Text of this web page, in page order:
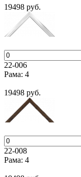
19498 руб.
22-006
Рама: 4
19498 руб.
22-008
Рама: 4